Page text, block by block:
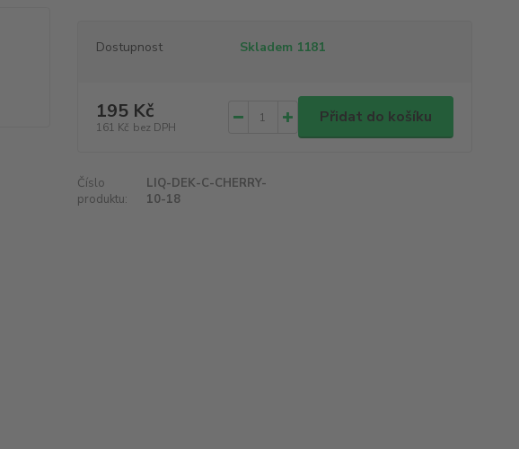
Dostupnost Skladem 1181
195 Kč
161 Kč bez DPH
Přidat do košíku
Číslo
produktu:
LIQ-DEK-C-CHERRY-
10-18